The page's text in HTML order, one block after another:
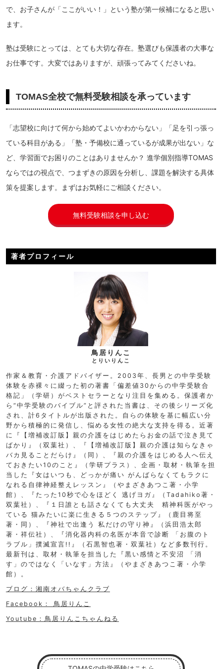
で、お子さんが「ここがいい！」という塾が第一候補になると思い
ます。
塾は受験にとっては、とても大切な存在。塾選びも保護者の大事な
お仕事です。大変ではありますが、頑張ってみてくださいね。
TOMAS全校で無料受験相談を承っています
「志望校に向けて何から始めてよいかわからない」「足を引っ張っ
ている科目がある」「塾・予備校に通っているが成果が出ない」な
ど、学習面でお困りのことはありませんか？ 進学個別指導TOMAS
ならではの視点で、つまずきの原因を分析し、課題を解決する具体
策を提案します。まずはお気軽にご相談ください。
無料受験相談を申し込む
著者プロフィール
鳥居りんこ
とりいりんこ
作家＆教育・介護アドバイザー。2003年、長男との中学受験
体験を赤裸々に綴った初の著書「偏差値30からの中学受験合
格記」（学研）がベストセラーとなり注目を集める。保護者か
ら“中学受験のバイブル”と評された当書は、その後シリーズ化
され、計6タイトルが出版された。自らの体験を基に幅広い分
野から積極的に発信し、悩める女性の絶大な支持を得る。近著
に『【増補改訂版】親の介護をはじめたらお金の話で泣き見て
ばかり』（双葉社）、『【増補改訂版】親の介護は知らなきゃ
バカ見ることだらけ』（同）、『親の介護をはじめる人へ伝え
ておきたい10のこと』（学研プラス）、企画・取材・執筆を担
当した『女はいつも、どっかが痛い がんばらなくてもラクに
なれる自律神経整えレッスン』（やまざきあつこ著・小学
館）、『たった10秒で心をほどく 逃げヨガ』（Tadahiko著・
双葉社）、『１日誰とも話さなくても大丈夫 精神科医がやっ
ている 猫みたいに楽に生きる５つのステップ』（鹿目将至
著・同）、『神社で出逢う 私だけの守り神』（浜田浩太郎
著・祥伝社）、『消化器内科の名医が本音で診断 「お腹のト
ラブル」撲滅宣言!!』（石黒智也著・双葉社）など多数刊行。
最新刊は、取材・執筆を担当した『黒い感情と不安沼 「消
す」のではなく「いなす」方法』（やまざきあつこ著・小学
館）。
ブログ：湘南オバちゃんクラブ
Facebook： 鳥居りんこ
Youtube：鳥居りんこちゃんねる